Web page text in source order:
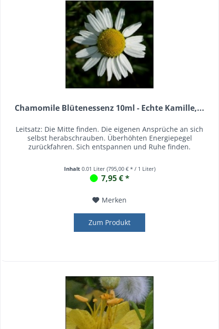
Chamomile Blütenessenz 10ml - Echte Kamille,...
Leitsatz: Die Mitte finden. Die eigenen Ansprüche an sich
selbst herabschrauben. Überhöhten Energiepegel
zurückfahren. Sich entspannen und Ruhe finden.
Inhalt 0.01 Liter (795,00 € * / 1 Liter)
7,95 € *
Merken
Zum Produkt